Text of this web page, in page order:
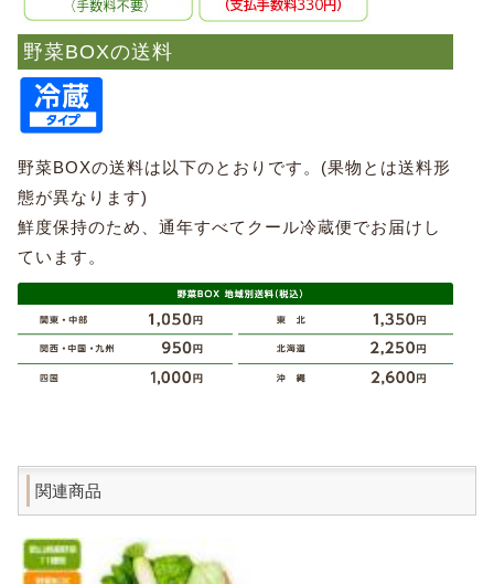
野菜BOXの送料
野菜BOXの送料は以下のとおりです。(果物とは送料形
態が異なります)
鮮度保持のため、通年すべてクール冷蔵便でお届けし
ています。
関連商品